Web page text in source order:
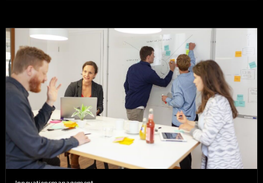
Antifragilität
und
Innovation
in
der
Corona-
Pandemie